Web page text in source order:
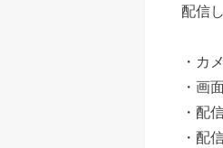
配信
・カ
・画
・配
・配